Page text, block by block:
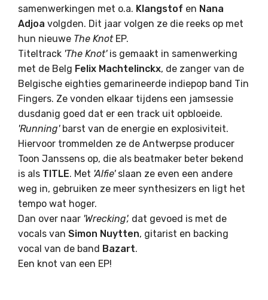
samenwerkingen met o.a. Klangstof en Nana
Adjoa volgden. Dit jaar volgen ze die reeks op met
hun nieuwe The KnotEP.
Titeltrack 'The Knot'is gemaakt in samenwerking
met de Belg Felix Machtelinckx, de zanger van de
Belgische eighties ­gemarineerde indiepop band Tin
Fingers. Ze vonden elkaar tijdens een jamsessie
dusdanig goed dat er een track uit opbloeide.
'Running'barst van de energie en explosiviteit.
Hiervoor trommelden ze de Antwerpse producer
Toon Janssens op, die als beatmaker beter bekend
is als TITLE. Met 'Alfie' slaan ze even een andere
weg in, gebruiken ze meer synthesizers en ligt het
tempo wat hoger.
Dan over naar 'Wrecking', dat gevoed is met de
vocals van Simon Nuytten, gitarist en backing
vocal van de band Bazart.
Een knot van een EP!